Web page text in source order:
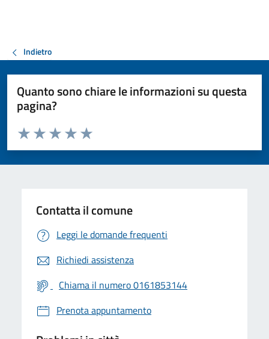
Indietro
Quanto sono chiare le informazioni su questa
pagina?
Valuta da 1 a 5 stelle la pagina
Valuta 5 stelle su 5
Valuta 4 stelle su 5
Valuta 3 stelle su 5
Valuta 2 stelle su 5
Valuta 1 stelle su 5
Contatta il comune
Leggi le domande frequenti
Richiedi assistenza
Chiama il numero 0161853144
Prenota appuntamento